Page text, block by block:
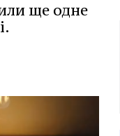
ще одне